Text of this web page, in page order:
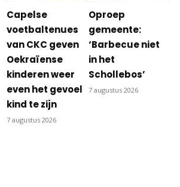
Capelse
voetbaltenues
van CKC geven
Oekraïense
kinderen weer
even het gevoel
kind te zijn
7 augustus 2026
Oproep
gemeente:
‘Barbecue niet
in het
Schollebos’
7 augustus 2026